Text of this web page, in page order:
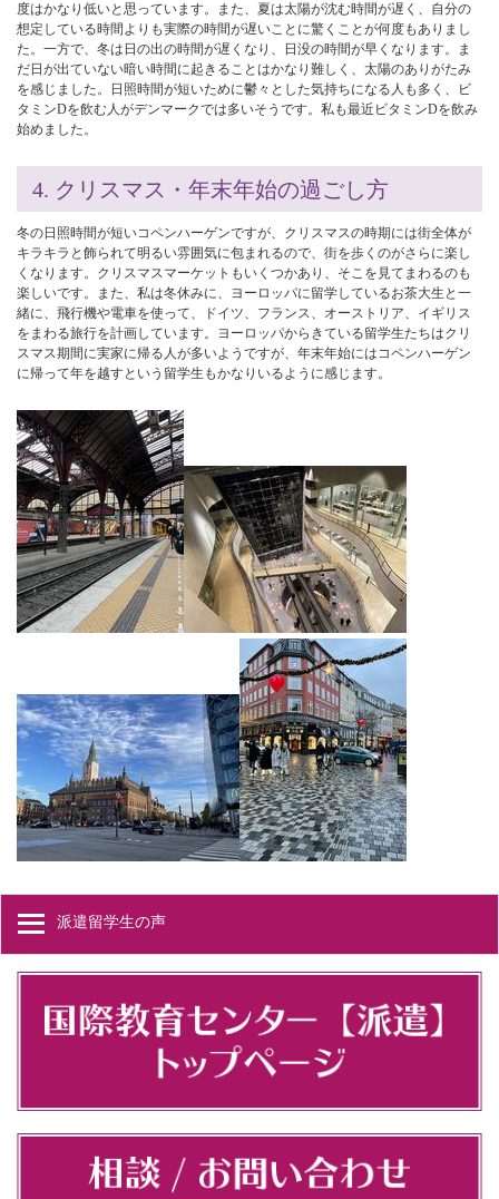
度はかなり低いと思っています。また、夏は太陽が沈む時間が遅く、自分の
想定している時間よりも実際の時間が遅いことに驚くことが何度もありまし
た。一方で、冬は日の出の時間が遅くなり、日没の時間が早くなります。ま
だ日が出ていない暗い時間に起きることはかなり難しく、太陽のありがたみ
を感じました。日照時間が短いために鬱々とした気持ちになる人も多く、ビ
タミンDを飲む人がデンマークでは多いそうです。私も最近ビタミンDを飲み
始めました。
4. クリスマス・年末年始の過ごし方
冬の日照時間が短いコペンハーゲンですが、クリスマスの時期には街全体が
キラキラと飾られて明るい雰囲気に包まれるので、街を歩くのがさらに楽し
くなります。クリスマスマーケットもいくつかあり、そこを見てまわるのも
楽しいです。また、私は冬休みに、ヨーロッパに留学しているお茶大生と一
緒に、飛行機や電車を使って、ドイツ、フランス、オーストリア、イギリス
をまわる旅行を計画しています。ヨーロッパからきている留学生たちはクリ
スマス期間に実家に帰る人が多いようですが、年末年始にはコペンハーゲン
に帰って年を越すという留学生もかなりいるように感じます。
派遣留学生の声